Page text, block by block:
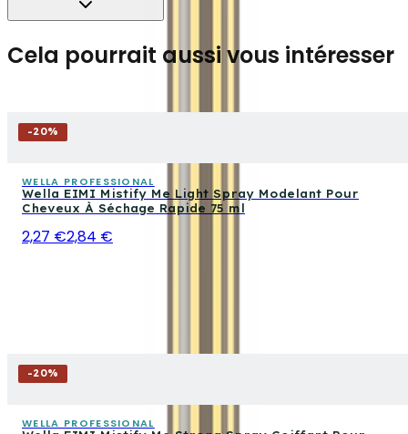
Cela pourrait aussi vous intéresser
-20%
WELLA PROFESSIONAL
Wella EIMI Mistify Me Light Spray Modelant Pour
Cheveux À Séchage Rapide 75 ml
2,27 €2,84 €
-20%
WELLA PROFESSIONAL